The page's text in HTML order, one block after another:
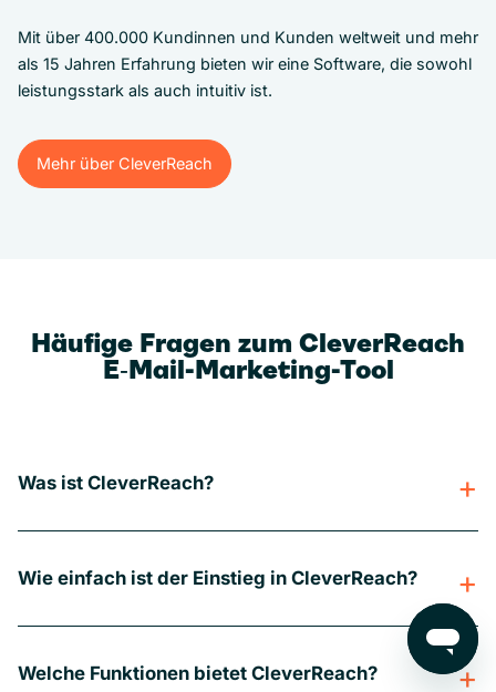
Mit über 400.000 Kundinnen und Kunden weltweit und mehr
als 15 Jahren Erfahrung bieten wir eine Software, die sowohl
leistungsstark als auch intuitiv ist.
Mehr über CleverReach
Mehr über CleverReach
Häufige Fragen zum CleverReach
E‑Mail-Marketing-Tool
Was ist CleverReach?
Wie einfach ist der Einstieg in CleverReach?
Welche Funktionen bietet CleverReach?